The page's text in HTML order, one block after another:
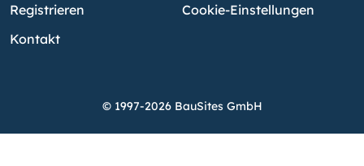
Registrieren
Kontakt
Cookie-Einstellungen
© 1997-2026 BauSites GmbH